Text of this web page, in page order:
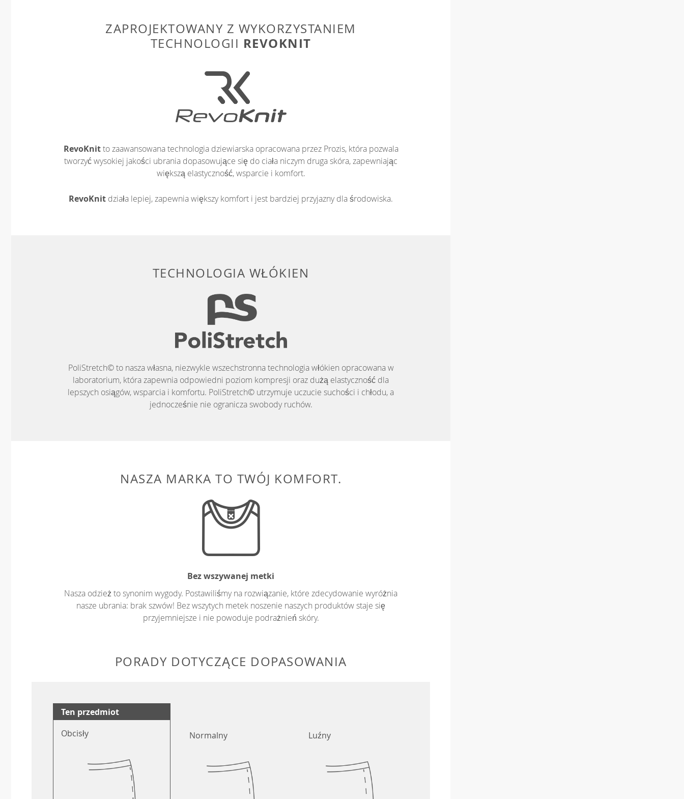
ZAPROJEKTOWANY Z WYKORZYSTANIEM
TECHNOLOGII REVOKNIT
RevoKnitto zaawansowana technologia dziewiarska opracowana przez Prozis, która pozwala
tworzyć wysokiej jakości ubrania dopasowujące się do ciała niczym druga skóra, zapewniając
większą elastyczność, wsparcie i komfort.
RevoKnit działa lepiej, zapewnia większy komfort i jest bardziej przyjazny dla środowiska.
TECHNOLOGIA WŁÓKIEN
PoliStretch© to nasza własna, niezwykle wszechstronna technologia włókien opracowana w
laboratorium, która zapewnia odpowiedni poziom kompresji oraz dużą elastyczność dla
lepszych osiągów, wsparcia i komfortu. PoliStretch© utrzymuje uczucie suchości i chłodu, a
jednocześnie nie ogranicza swobody ruchów.
NASZA MARKA TO TWÓJ KOMFORT.
Bez wszywanej metki
Nasza odzież to synonim wygody. Postawiliśmy na rozwiązanie, które zdecydowanie wyróżnia
nasze ubrania: brak szwów! Bez wszytych metek noszenie naszych produktów staje się
przyjemniejsze i nie powoduje podrażnień skóry.
PORADY DOTYCZĄCE DOPASOWANIA
Ten przedmiot
Obcisły
Normalny Luźny